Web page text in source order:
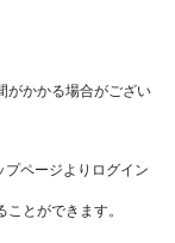
がかかる場合がござい
ページよりログイン
とができます。